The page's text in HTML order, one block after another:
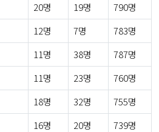
20명 19명
790명
12명 7명
783명
11명 38명
787명
11명 23명
760명
18명 32명
755명
16명 20명
739명